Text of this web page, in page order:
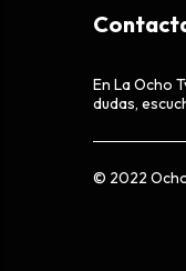
En La Ocho
dudas,
© 2022